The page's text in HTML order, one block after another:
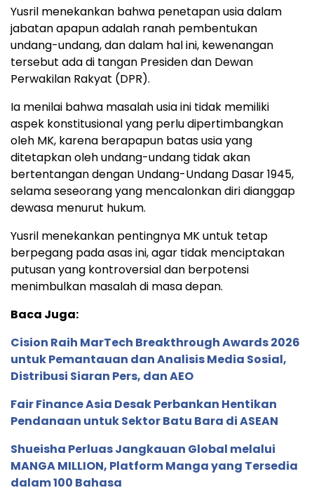
Yusril menekankan bahwa penetapan usia dalam
jabatan apapun adalah ranah pembentukan
undang-undang, dan dalam hal ini, kewenangan
tersebut ada di tangan Presiden dan Dewan
Perwakilan Rakyat (DPR).
Ia menilai bahwa masalah usia ini tidak memiliki
aspek konstitusional yang perlu dipertimbangkan
oleh MK, karena berapapun batas usia yang
ditetapkan oleh undang-undang tidak akan
bertentangan dengan Undang-Undang Dasar 1945,
selama seseorang yang mencalonkan diri dianggap
dewasa menurut hukum.
Yusril menekankan pentingnya MK untuk tetap
berpegang pada asas ini, agar tidak menciptakan
putusan yang kontroversial dan berpotensi
menimbulkan masalah di masa depan.
Baca Juga:
Cision Raih MarTech Breakthrough Awards 2026
untuk Pemantauan dan Analisis Media Sosial,
Distribusi Siaran Pers, dan AEO
Fair Finance Asia Desak Perbankan Hentikan
Pendanaan untuk Sektor Batu Bara di ASEAN
Shueisha Perluas Jangkauan Global melalui
MANGA MILLION, Platform Manga yang Tersedia
dalam 100 Bahasa